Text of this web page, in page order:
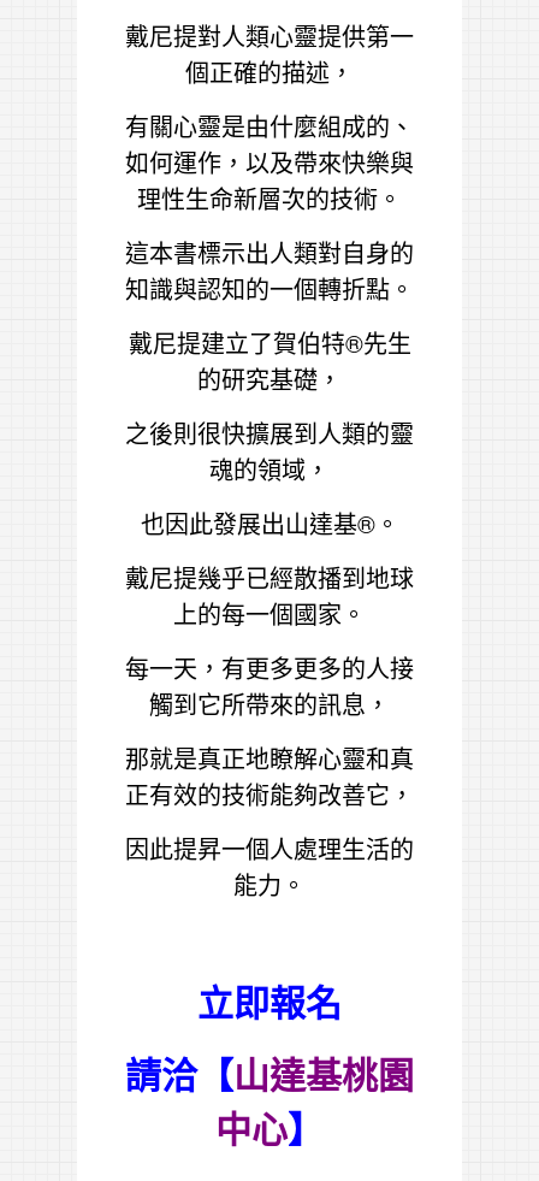
戴尼提對人類心靈提供第一
個正確的描述，
有關心靈是由什麼組成的、
如何運作，以及帶來快樂與
理性生命新層次的技術。
這本書標示出人類對自身的
知識與認知的一個轉折點。
戴尼提建立了賀伯特®先生
的研究基礎，
之後則很快擴展到人類的靈
魂的領域，
也因此發展出山達基®。
戴尼提幾乎已經散播到地球
上的每一個國家。
每一天，有更多更多的人接
觸到它所帶來的訊息，
那就是真正地瞭解心靈和真
正有效的技術能夠改善它，
因此提昇一個人處理生活的
能力。
立即報名
請洽【山達基桃園
中心】